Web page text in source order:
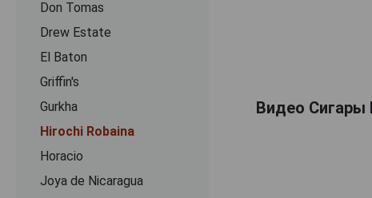
Don Tomas
Drew Estate
El Baton
Griffin's
Gurkha
Hirochi Robaina
Horacio
Joya de Nicaragua
Видео Сигары